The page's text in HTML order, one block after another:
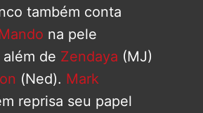
também conta
na pele
além de Zendaya (MJ)
(Ned). Mark
reprisa seu papel